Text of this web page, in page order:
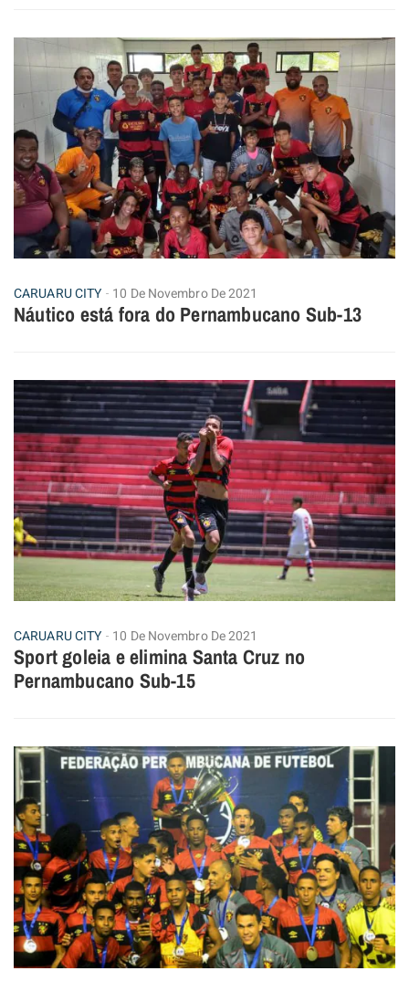
CARUARU CITY 10 De Novembro De 2021
Náutico está fora do Pernambucano Sub-13
CARUARU CITY 10 De Novembro De 2021
Sport goleia e elimina Santa Cruz no
Pernambucano Sub-15